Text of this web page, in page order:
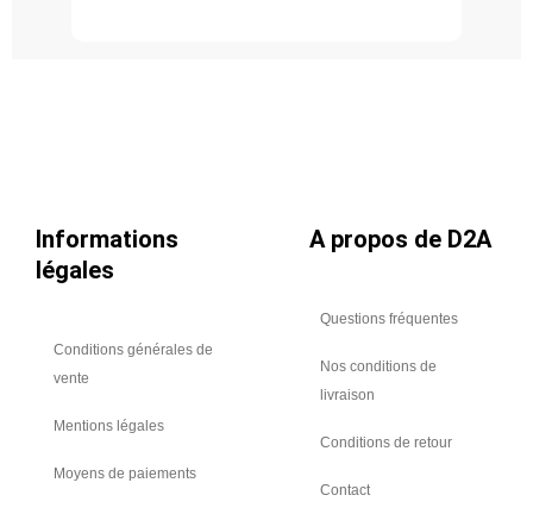
Informations
légales
Conditions générales de
vente
Mentions légales
Moyens de paiements
A propos de D2A
Questions fréquentes
Nos conditions de
livraison
Conditions de retour
Contact